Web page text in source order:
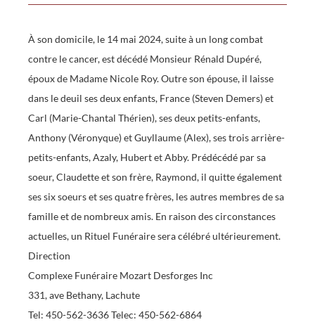
À son domicile, le 14 mai 2024, suite à un long combat
contre le cancer, est décédé Monsieur Rénald Dupéré,
époux de Madame Nicole Roy. Outre son épouse, il laisse
dans le deuil ses deux enfants, France (Steven Demers) et
Carl (Marie-Chantal Thérien), ses deux petits-enfants,
Anthony (Véronyque) et Guyllaume (Alex), ses trois arrière-
petits-enfants, Azaly, Hubert et Abby. Prédécédé par sa
soeur, Claudette et son frère, Raymond, il quitte également
ses six soeurs et ses quatre frères, les autres membres de sa
famille et de nombreux amis. En raison des circonstances
actuelles, un Rituel Funéraire sera célébré ultérieurement.
Direction
Complexe Funéraire Mozart Desforges Inc
331, ave Bethany, Lachute
Tel: 450-562-3636 Telec: 450-562-6864